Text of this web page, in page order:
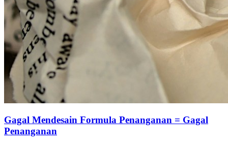
Gagal Mendesain Formula Penanganan = Gagal
Penanganan